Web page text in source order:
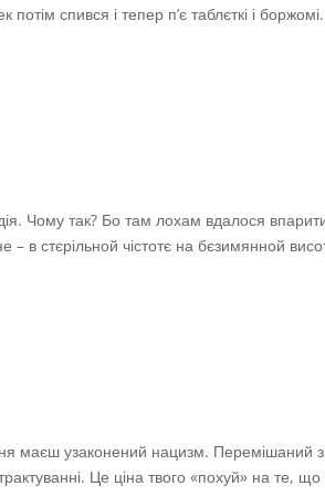
спився і тепер п’є таблєткі і
Чому так? Бо там лохам вдалося
в стєрільной чістотє на бєзимянной
маєш узаконений нацизм. Перемішаний з
Це ціна твого «похуй» на те, що